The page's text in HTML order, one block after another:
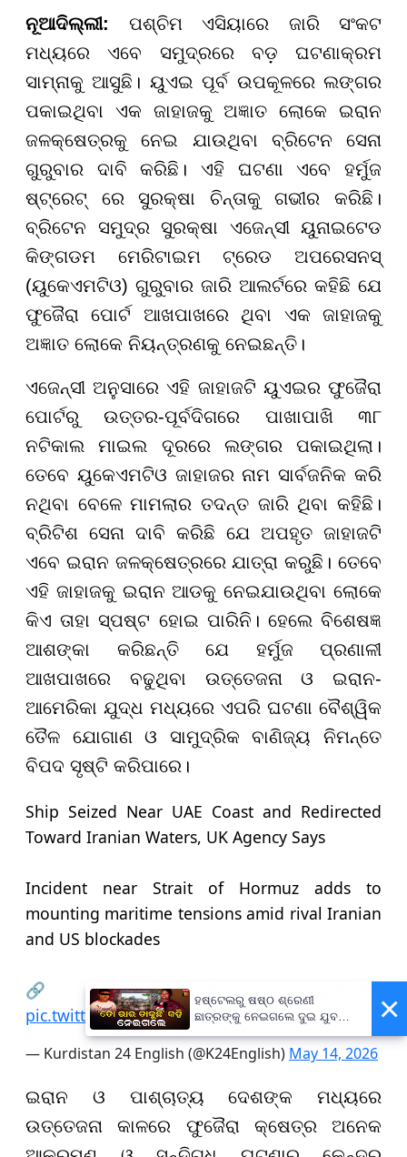
ନୂଆଦିଲ୍ଲୀ: ପଶ୍ଚିମ ଏସିୟାରେ ଜାରି ସଂକଟ
ମଧ୍ୟରେ ଏବେ ସମୁଦ୍ରରେ ବଡ଼ ଘଟଣାକ୍ରମ
ସାମ୍ନାକୁ ଆସୁଛି। ୟୁଏଇ ପୂର୍ବ ଉପକୂଳରେ ଲଙ୍ଗର
ପକାଇଥିବା ଏକ ଜାହାଜକୁ ଅଜ୍ଞାତ ଲୋକେ ଇରାନ
ଜଳକ୍ଷେତ୍ରକୁ ନେଇ ଯାଉଥିବା ବ୍ରିଟେନ ସେନା
ଗୁରୁବାର ଦାବି କରିଛି। ଏହି ଘଟଣା ଏବେ ହର୍ମୁଜ
ଷ୍ଟ୍ରେଟ୍ ରେ ସୁରକ୍ଷା ଚିନ୍ତାକୁ ଗଭୀର କରିଛି।
ବ୍ରିଟେନ ସମୁଦ୍ର ସୁରକ୍ଷା ଏଜେନ୍ସୀ ୟୁନାଇଟେଡ
କିଙ୍ଗଡମ ମେରିଟାଇମ ଟ୍ରେଡ ଅପରେସନସ୍
(ୟୁକେଏମଟିଓ) ଗୁରୁବାର ଜାରି ଆଲର୍ଟରେ କହିଛି ଯେ
ଫୁଜୈରା ପୋର୍ଟ ଆଖପାଖରେ ଥିବା ଏକ ଜାହାଜକୁ
ଅଜ୍ଞାତ ଲୋକେ ନିୟନ୍ତ୍ରଣକୁ ନେଇଛନ୍ତି।
ଏଜେନ୍ସୀ ଅନୁସାରେ ଏହି ଜାହାଜଟି ୟୁଏଇର ଫୁଜୈରା
ପୋର୍ଟରୁ ଉତ୍ତର-ପୂର୍ବଦିଗରେ ପାଖାପାଖି ୩୮
ନଟିକାଲ ମାଇଲ ଦୂରରେ ଲଙ୍ଗର ପକାଇଥିଲା।
ତେବେ ୟୁକେଏମଟିଓ ଜାହାଜର ନାମ ସାର୍ବଜନିକ କରି
ନଥିବା ବେଳେ ମାମଲାର ତଦନ୍ତ ଜାରି ଥିବା କହିଛି।
ବ୍ରିଟିଶ ସେନା ଦାବି କରିଛି ଯେ ଅପହୃତ ଜାହାଜଟି
ଏବେ ଇରାନ ଜଳକ୍ଷେତ୍ରରେ ଯାତ୍ରା କରୁଛି। ତେବେ
ଏହି ଜାହାଜକୁ ଇରାନ ଆଡକୁ ନେଇଯାଉଥିବା ଲୋକେ
କିଏ ତାହା ସ୍ପଷ୍ଟ ହୋଇ ପାରିନି। ହେଲେ ବିଶେଷଜ୍ଞ
ଆଶଙ୍କା କରିଛନ୍ତି ଯେ ହର୍ମୁଜ ପ୍ରଣାଳୀ
ଆଖପାଖରେ ବଢୁଥିବା ଉତ୍ତେଜନା ଓ ଇରାନ-
ଆମେରିକା ଯୁଦ୍ଧ ମଧ୍ୟରେ ଏପରି ଘଟଣା ବୈଶ୍ୱିକ
ତୈଳ ଯୋଗାଣ ଓ ସାମୁଦ୍ରିକ ବାଣିଜ୍ୟ ନିମନ୍ତେ
ବିପଦ ସୃଷ୍ଟି କରିପାରେ।
Ship Seized Near UAE Coast and Redirected
Toward Iranian Waters, UK Agency Says
Incident near Strait of Hormuz adds to
mounting maritime tensions amid rival Iranian
and US blockades
🔗:
pic.twitter.com/FTWbeqFfG9
— Kurdistan 24 English (@K24English) May 14, 2026
ଇରାନ ଓ ପାଶ୍ଚାତ୍ୟ ଦେଶଙ୍କ ମଧ୍ୟରେ
ଉତ୍ତେଜନା କାଳରେ ଫୁଜୈରା କ୍ଷେତ୍ର ଅନେକ
×
ହଷ୍ଟେଲରୁ ଷଷ୍ଠ ଶ୍ରେଣୀ
ଛାତ୍ରଙ୍କୁ ନେଇଗଲେ ଦୁଇ ଯୁବକ,
ପୁଅକୁ ଖୋଜି ଆଣିବାକୁ ମାଆଙ୍କ
ନିବେଦନ